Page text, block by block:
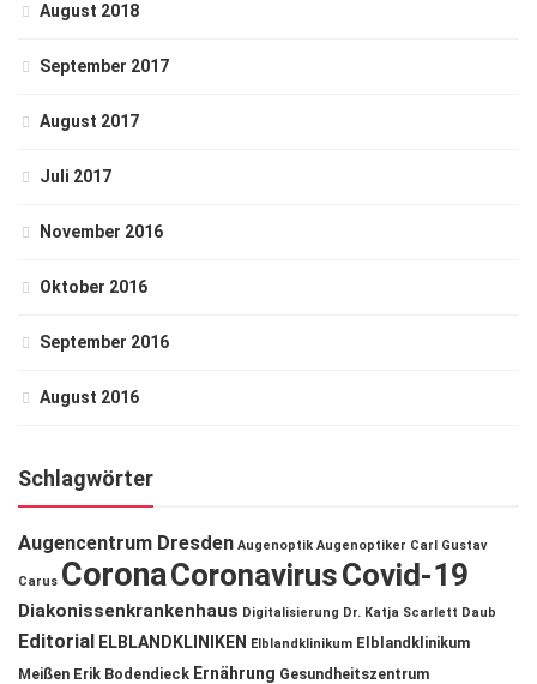
August 2018
September 2017
August 2017
Juli 2017
November 2016
Oktober 2016
September 2016
August 2016
Schlagwörter
Augencentrum Dresden Augenoptik Augenoptiker Carl Gustav
Carus CoronaCoronavirusCovid-19
Diakonissenkrankenhaus Digitalisierung Dr. Katja Scarlett Daub
Editorial ELBLANDKLINIKEN Elblandklinikum Elblandklinikum
Meißen Erik Bodendieck Ernährung Gesundheitszentrum